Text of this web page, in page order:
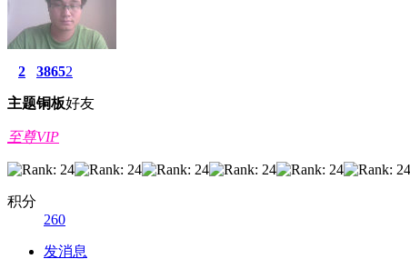
2
主题
3865
铜板
2
好友
至尊VIP
积分
260
发消息